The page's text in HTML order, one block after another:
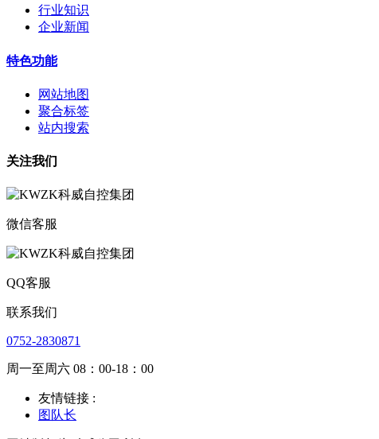
行业知识
企业新闻
特色功能
网站地图
聚合标签
站内搜索
关注我们
微信客服
QQ客服
联系我们
0752-2830871
周一至周六 08：00-18：00
友情链接 :
图队长